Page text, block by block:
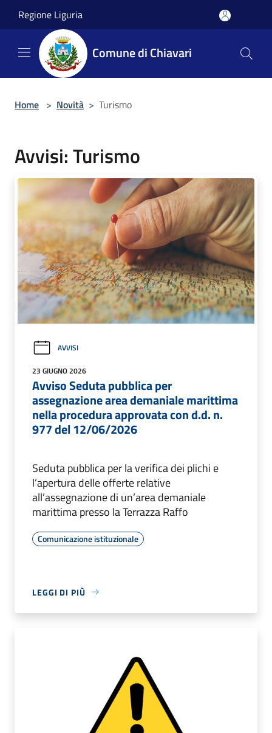
Regione Liguria
Comune di Chiavari
Home > Novità > Turismo
Avvisi: Turismo
AVVISI
23 GIUGNO 2026
Avviso Seduta pubblica per
assegnazione area demaniale marittima
nella procedura approvata con d.d. n.
977 del 12/06/2026
Seduta pubblica per la verifica dei plichi e
l’apertura delle offerte relative
all’assegnazione di un’area demaniale
marittima presso la Terrazza Raffo
Comunicazione istituzionale
LEGGI DI PIÙ